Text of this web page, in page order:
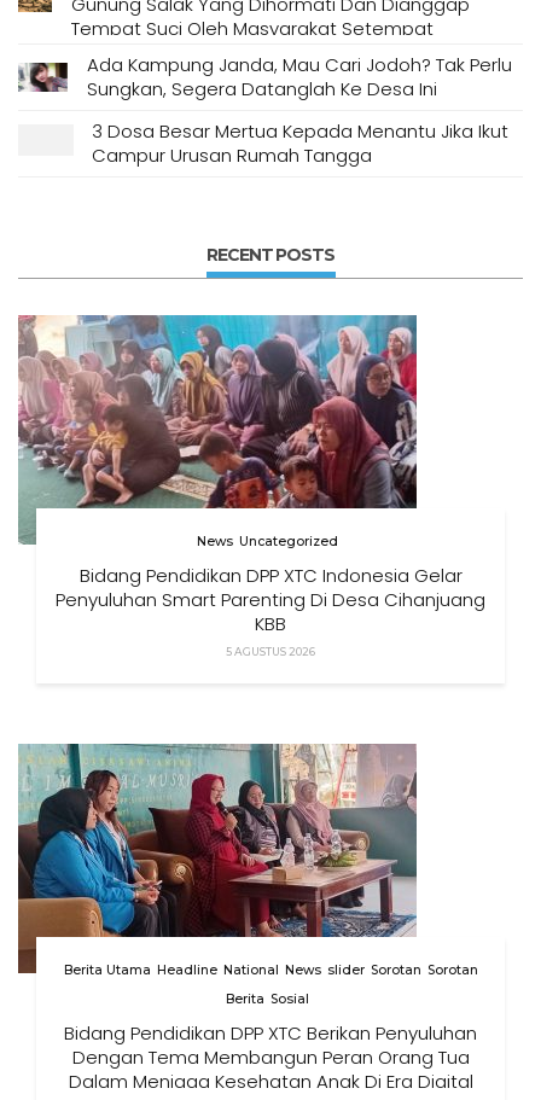
Tempat Suci Oleh Masyarakat Setempat
Ada Kampung Janda, Mau Cari Jodoh? Tak Perlu
Sungkan, Segera Datanglah Ke Desa Ini
3 Dosa Besar Mertua Kepada Menantu Jika Ikut
Campur Urusan Rumah Tangga
RECENT POSTS
News Uncategorized
Bidang Pendidikan DPP XTC Indonesia Gelar
Penyuluhan Smart Parenting Di Desa Cihanjuang
KBB
5 AGUSTUS 2026
Berita Utama Headline National News slider Sorotan Sorotan
Berita Sosial
Bidang Pendidikan DPP XTC Berikan Penyuluhan
Dengan Tema Membangun Peran Orang Tua
Dalam Menjaga Kesehatan Anak Di Era Digital